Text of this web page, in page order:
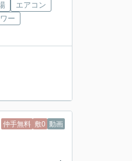
エアコン
ー
仲手無料 敷0 動画